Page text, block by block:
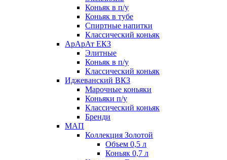
Коньяк в п/у
Коньяк в тубе
Спиртные напитки
Классический коньяк
АрАрАт ЕКЗ
Элитные
Коньяк в п/у
Классический коньяк
Иджеванский ВКЗ
Марочные коньяки
Коньяки п/у
Классический коньяк
Бренди
МАП
Коллекция Золотой
Объем 0,5 л
Коньяк 0,7 л